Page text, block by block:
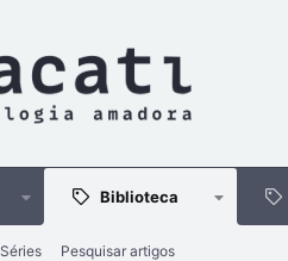
Biblioteca
Séries Pesquisar artigos